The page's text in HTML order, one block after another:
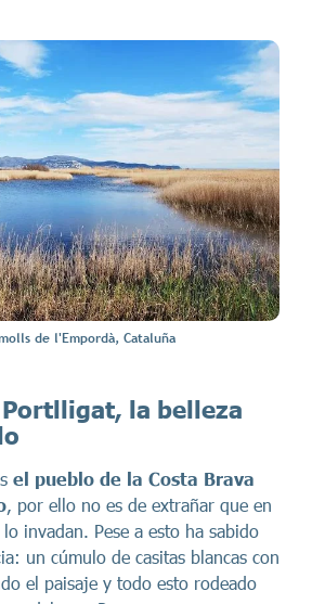
de l'Empordà, Cataluña
Portlligat, la belleza
el pueblo de la Costa Brava
, por ello no es de extrañar que en
invadan. Pese a esto ha sabido
un cúmulo de casitas blancas con
el paisaje y todo esto rodeado